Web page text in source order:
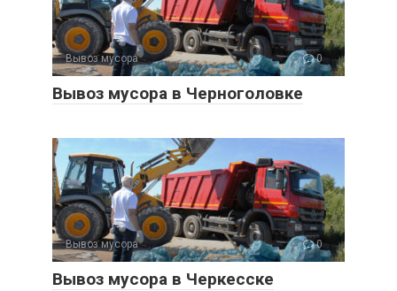
Вывоз мусора 0
Вывоз мусора в Черноголовке
Вывоз мусора 0
Вывоз мусора в Черкесске